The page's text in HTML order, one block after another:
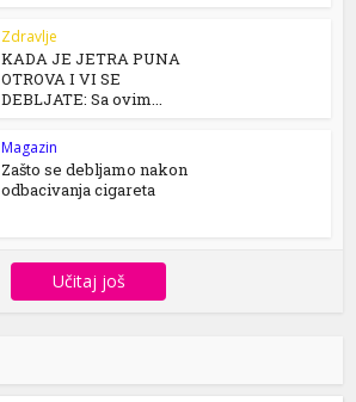
Zdravlje
KADA JE JETRA PUNA
OTROVA I VI SE
DEBLJATE: Sa ovim...
Magazin
Zašto se debljamo nakon
odbacivanja cigareta
Učitaj još